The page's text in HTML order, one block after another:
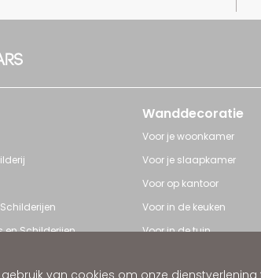
van cookies om onze
en Schilderijen
Wanddecoratie
Voor je woonkamer
Voor je slaapkamer
Voor op kantoor
Voor in de keuken
Voor in de tuin